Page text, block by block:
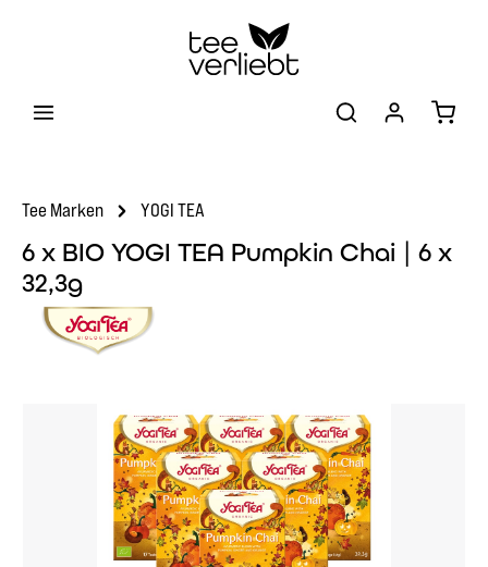
Tee Marken YOGI TEA
6 x BIO YOGI TEA Pumpkin Chai | 6 x
32,3g
Bildergalerie überspringen